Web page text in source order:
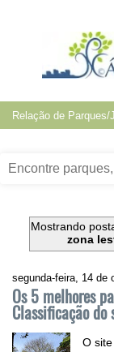
Mostrando
zona
segunda-feira, 14 de
Os 5 melhores
Classificação do
O